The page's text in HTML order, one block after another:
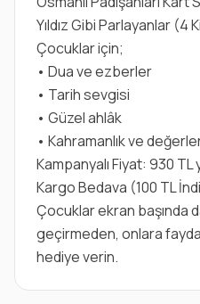
Yıldız Gibi Parlayanlar (4
Çocuklar için;
• Dua ve ezberler
• Tarih sevgisi
• Güzel ahlâk
• Kahramanlık ve
Kampanyalı Fiyat: 930
Kargo Bedava (100 TL
Çocuklar ekran başında
geçirmeden, onlara
hediye verin.